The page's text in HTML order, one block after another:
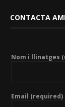
CONTACTA
Nom i llinatges
Email (required)